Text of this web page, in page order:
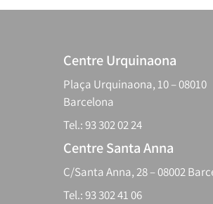
Centre Urquinaona
Plaça Urquinaona, 10 – 08010
Barcelona
Tel.: 93 302 02 24
Centre Santa Anna
C/Santa Anna, 28 – 08002
Tel.: 93 302 41 06